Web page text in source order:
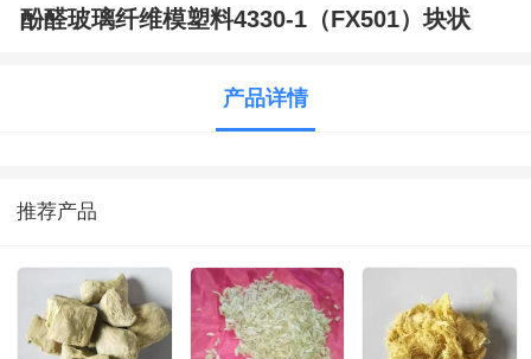
酚醛玻璃纤维模塑料4330-1（FX501）块状
产品详情
推荐产品